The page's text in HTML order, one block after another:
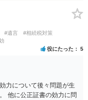
#遺言
#相続税対策
役にたった 5
力について後々問題が生
他に公正証書の効力に問